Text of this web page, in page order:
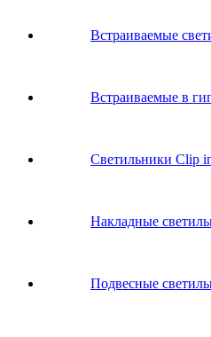
Встраиваемые
Встраиваемые в
Светильники Clip
Накладные
Подвесные